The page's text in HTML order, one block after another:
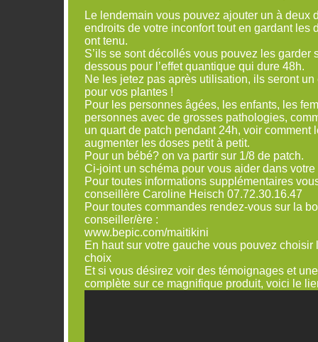
Le lendemain vous pouvez ajouter un à deux
endroits de votre inconfort tout en gardant les
ont tenu.
S’ils se sont décollés vous pouvez les garder
dessous pour l’effet quantique qui dure 48h.
Ne les jetez pas après utilisation, ils seront
pour vos plantes !
Pour les personnes âgées, les enfants, les
personnes avec de grosses pathologies,
un quart de patch pendant 24h, voir comment
augmenter les doses petit à petit.
Pour un bébé? on va partir sur 1/8 de patch.
Ci-joint un schéma pour vous aider dans
Pour toutes informations supplémentaires
conseillère Caroline Heisch 07.72.30.16.47
Pour toutes commandes rendez-vous sur la
conseiller/ère :
www.bepic.com/maitikini
En haut sur votre gauche vous pouvez choisir
choix
Et si vous désirez voir des témoignages et
complète sur ce magnifique produit, voici le